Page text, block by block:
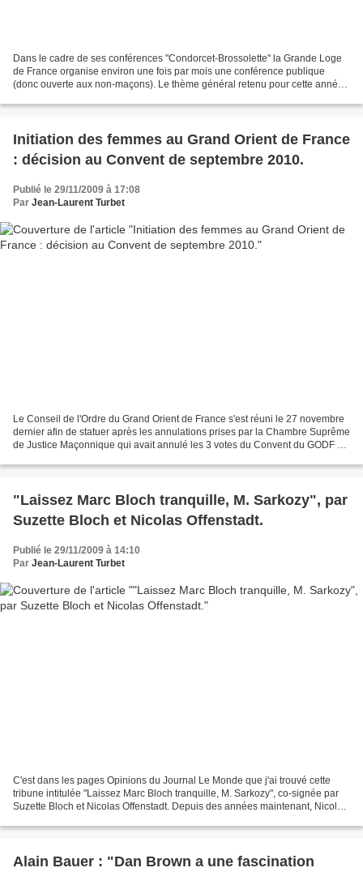
Dans le cadre de ses conférences "Condorcet-Brossolette" la Grande Loge
de France organise environ une fois par mois une conférence publique
(donc ouverte aux non-maçons). Le thème général retenu pour cette année
Initiation des femmes au Grand Orient de France
: décision au Convent de septembre 2010.
Publié le 29/11/2009 à 17:08
Par Jean-Laurent Turbet
Le Conseil de l'Ordre du Grand Orient de France s'est réuni le 27 novembre
dernier afin de statuer après les annulations prises par la Chambre Suprême
de Justice Maçonnique qui avait annulé les 3 votes du Convent du GODF du
"Laissez Marc Bloch tranquille, M. Sarkozy", par
Suzette Bloch et Nicolas Offenstadt.
Publié le 29/11/2009 à 14:10
Par Jean-Laurent Turbet
C'est dans les pages Opinions du Journal Le Monde que j'ai trouvé cette
tribune intitulée "Laissez Marc Bloch tranquille, M. Sarkozy", co-signée par
Suzette Bloch et Nicolas Offenstadt. Depuis des années maintenant, Nicolas
Alain Bauer : "Dan Brown a une fascination